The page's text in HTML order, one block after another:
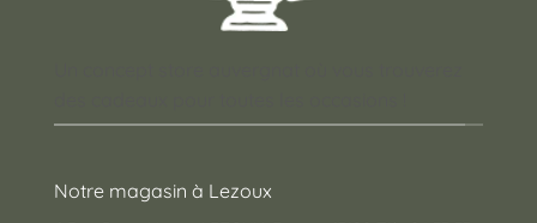
Notre magasin à Lezoux